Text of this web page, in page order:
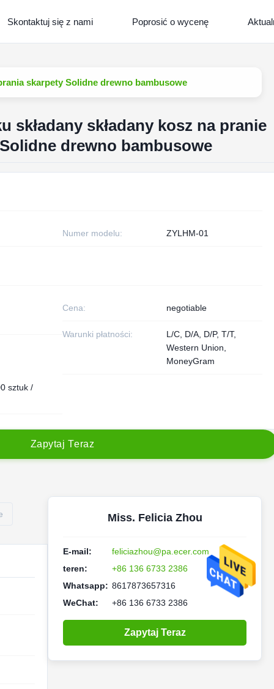
Skontaktuj się z nami Poprosić o wycenę
skarpety Solidne drewno bambusowe
składany składany kosz na pranie
drewno bambusowe
Numer modelu: ZYLHM-01
Cena: negotiable
Warunki płatności:
L/C, D/A, D/P, T/T,
Western Union,
MoneyGram
sztuk /
Zapytaj Teraz
Miss. Felicia Zhou
E-mail:
feliciazhou@pa.ecer.com
teren:
+86 136 6733 2386
Whatsapp: 8617873657316
WeChat:
+86 136 6733 2386
Zapytaj Teraz